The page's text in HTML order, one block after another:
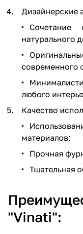
Дизайнерские
Сочетание
натурального
современного
любого
Качество
материалов;
Прочная
Тщательная
"Vinati":